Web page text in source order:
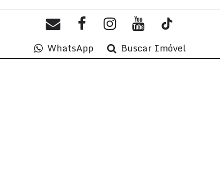
92.00m²
WhatsApp Buscar Imóvel